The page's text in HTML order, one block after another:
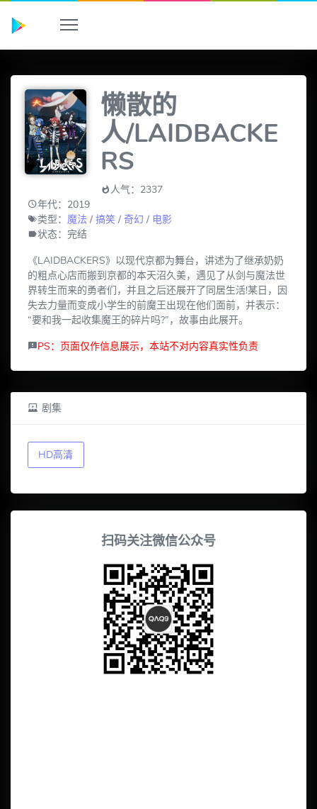
懒散的
人/LAIDBACKE
RS
人气：2337
年代：2019
类型： 魔法 / 搞笑 / 奇幻 / 电影
状态：完结
《LAIDBACKERS》以现代京都为舞台，讲述为了继承奶奶
的粗点心店而搬到京都的本天沼久美，遇见了从剑与魔法世
界转生而来的勇者们，并且之后还展开了同居生活!某日，因
失去力量而变成小学生的前魔王出现在他们面前，并表示：
“要和我一起收集魔王的碎片吗?”，故事由此展开。
PS：页面仅作信息展示，本站不对内容真实性负责
剧集
HD高清
扫码关注微信公众号